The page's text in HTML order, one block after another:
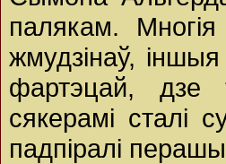
палякам. Многія
жмудзінаў,
фартэцай, дзе
сякерамі сталі
падпіралі